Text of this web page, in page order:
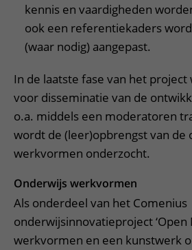
kennis en vaardigheden
ook een referentiekaders
(waar nodig) aangepast.
In de laatste fase van het project
voor disseminatie van de
o.a. middels een moderatoren
wordt de (leer)opbrengst van de
werkvormen onderzocht.
Onderwijs werkvormen
Als onderdeel van het Comenius
onderwijsinnovatieproject ‘Open
werkvormen en een kunstwerk